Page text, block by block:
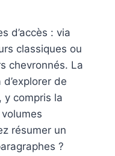
d’accès : via
classiques ou
chevronnés. La
de
y compris la
résumer un
?